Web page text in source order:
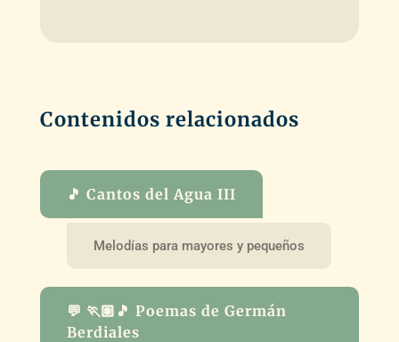
Contenidos relacionados
🎵 Cantos del Agua III
Melodías para mayores y pequeños
💬 🏃🏽🎵 Poemas de Germán
Berdiales